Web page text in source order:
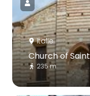
Italie
Church of
235 m